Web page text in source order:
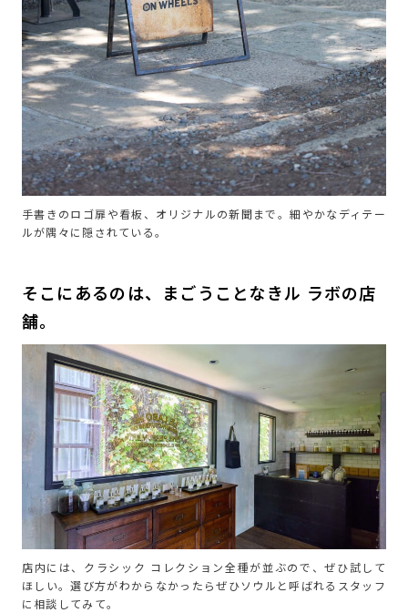
手書きのロゴ扉や看板、オリジナルの新聞まで。細やかなディテー
ルが隅々に隠されている。
そこにあるのは、まごうことなきル ラボの店
舗。
店内には、クラシック コレクション全種が並ぶので、ぜひ試して
ほしい。選び方がわからなかったらぜひソウルと呼ばれるスタッフ
に相談してみて。